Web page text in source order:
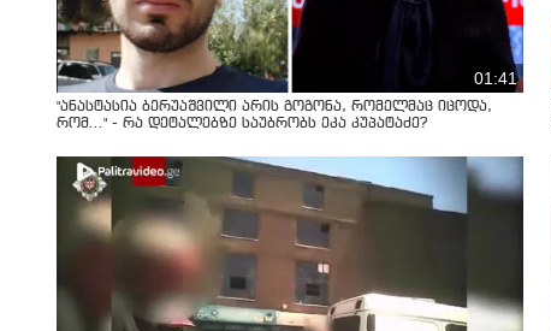
01:41
"ანასტასია ბერუაშვილი არის გოგონა, რომელმაც იცოდა,
რომ..." - რა დეტალებზე საუბრობს ეკა კუპატაძე?